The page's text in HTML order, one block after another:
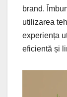
brand.
utilizarea
experiența
eficientă și